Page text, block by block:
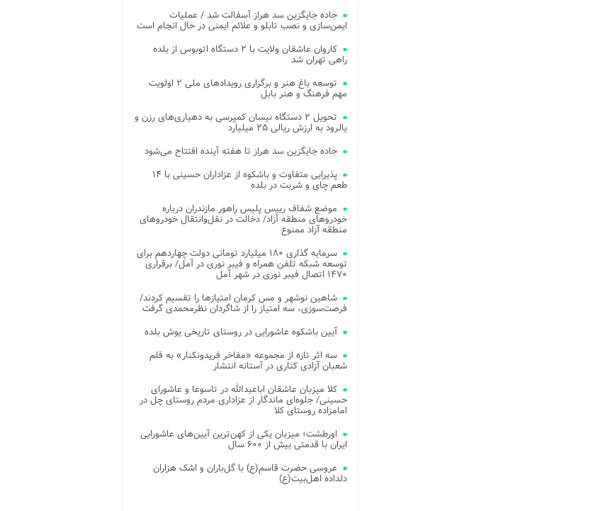
جاده جایگزین سد هراز آسفالت شد / عملیات
ایمن‌سازی و نصب تابلو و علائم ایمنی در حال انجام است
کاروان عاشقان ولایت با ۲ دستگاه اتوبوس از بلده
راهی تهران شد
توسعه باغ هنر و برگزاری رویدادهای ملی ۲ اولویت
مهم فرهنگ و هنر بابل
تحویل ۲ دستگاه نیسان کمپرسی به دهیاری‌های رزن و
یالرود به ارزش ریالی ۲۵ میلیارد
جاده جایگزین سد هراز تا هفته آینده افتتاح می‌شود
پذیرایی متفاوت و باشکوه از عزاداران حسینی با ۱۴
طعم چای و شربت در بلده
موضع شفاف رییس پلیس راهور مازندران درباره
خودروهای منطقه آزاد/ دخالت در نقل‌وانتقال خودروهای
منطقه آزاد ممنوع
سرمایه گذاری ۱۸۰ میلیارد تومانی دولت چهاردهم برای
توسعه شبکه تلفن همراه و فیبر نوری در آمل/ برقراری
۱۴۷۰ اتصال فیبر نوری در شهر آمل
شاهین نوشهر و مس کرمان امتیازها را تقسیم کردند/
فرصت‌سوزی، سه امتیاز را از شاگردان نظرمحمدی گرفت
آیین باشکوه عاشورایی در روستای تاریخی یوش بلده
سه اثر تازه از مجموعه «مفاخر فریدونکنار» به قلم
شعبان آزادی کناری در آستانه انتشار
کلا میزبان عاشقان اباعبدالله در تاسوعا و عاشورای
حسینی/ جلوه‌ای ماندگار از عزاداری مردم روستای چل در
امامزاده روستای کلا
اورطشت؛ میزبان یکی از کهن‌ترین آیین‌های عاشورایی
ایران با قدمتی بیش از ۶۰۰ سال
عروسی حضرت قاسم(ع) با گل‌باران و اشک هزاران
دلداده اهل‌بیت(ع)